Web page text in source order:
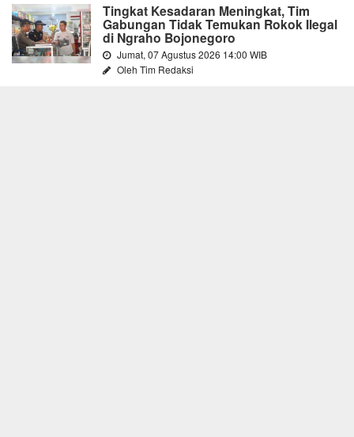
Tingkat Kesadaran Meningkat, Tim
Gabungan Tidak Temukan Rokok Ilegal
di Ngraho Bojonegoro
Jumat, 07 Agustus 2026 14:00 WIB
Oleh Tim Redaksi